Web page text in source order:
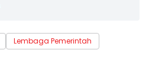
Lembaga Pemerintah